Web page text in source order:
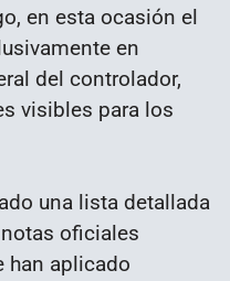
en esta ocasión el
en
del controlador,
visibles para los
una lista detallada
oficiales
han aplicado